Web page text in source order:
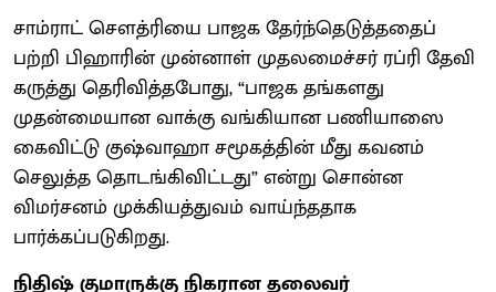
சாம்ராட் சௌத்ரியை பாஜக தேர்ந்தெடுத்ததைப்
பற்றி பிஹாரின் முன்னாள் முதலமைச்சர் ரப்ரி தேவி
கருத்து தெரிவித்தபோது, “பாஜக தங்களது
முதன்மையான வாக்கு வங்கியான பணியாஸை
கைவிட்டு குஷ்வாஹா சமூகத்தின் மீது கவனம்
செலுத்த தொடங்கிவிட்டது” என்று சொன்ன
விமர்சனம் முக்கியத்துவம் வாய்ந்ததாக
பார்க்கப்படுகிறது.
நிதிஷ் குமாருக்கு நிகரான தலைவர்